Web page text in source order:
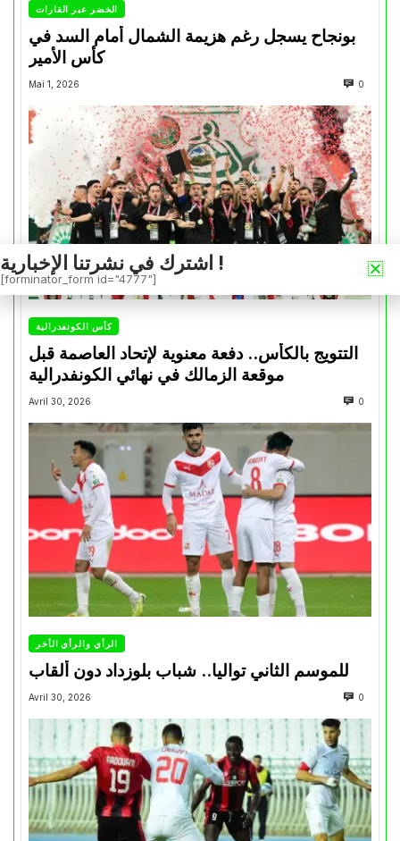
الخضر عبر القارات
بونجاح يسجل رغم هزيمة الشمال أمام السد في
كأس الأمير
Mai 1, 2026 0
كأس الكونفدرالية
التتويج بالكأس.. دفعة معنوية لإتحاد العاصمة قبل
موقعة الزمالك في نهائي الكونفدرالية
Avril 30, 2026 0
الرأي والرأي الأخر
للموسم الثاني تواليا.. شباب بلوزداد دون ألقاب
Avril 30, 2026 0
اشترك في نشرتنا الإخبارية !
[forminator_form id="4777"]